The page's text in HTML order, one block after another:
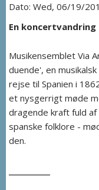
Wed, 06/19/
En koncertvandring
Musikensemblet Via
duende', en
rejse til Spanien i
et nysgerrigt møde
dragende kraft fuld
spanske folklore -
den.